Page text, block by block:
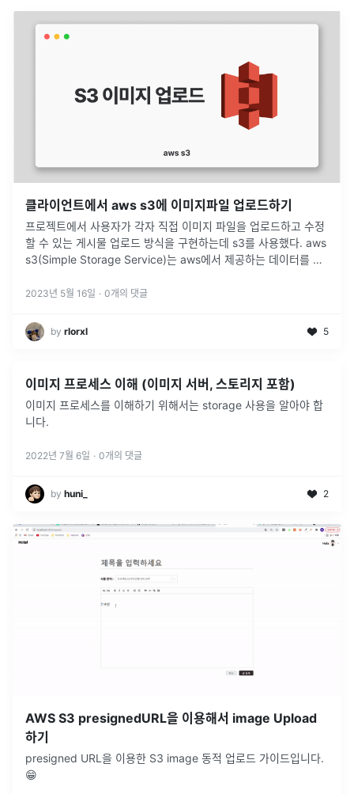
클라이언트에서 aws s3에 이미지파일 업로드하기
프로젝트에서 사용자가 각자 직접 이미지 파일을 업로드하고 수정
할 수 있는 게시물 업로드 방식을 구현하는데 s3를 사용했다. aws
s3(Simple Storage Service)는 aws에서 제공하는 데이터를 저
2023년 5월 16일 · 0개의 댓글
by rlorxl 5
이미지 프로세스 이해 (이미지 서버, 스토리지 포함)
이미지 프로세스를 이해하기 위해서는 storage 사용을 알아야 합
니다.
2022년 7월 6일 · 0개의 댓글
by huni_ 2
AWS S3 presignedURL을 이용해서 image Upload
하기
presigned URL을 이용한 S3 image 동적 업로드 가이드입니다.
😁